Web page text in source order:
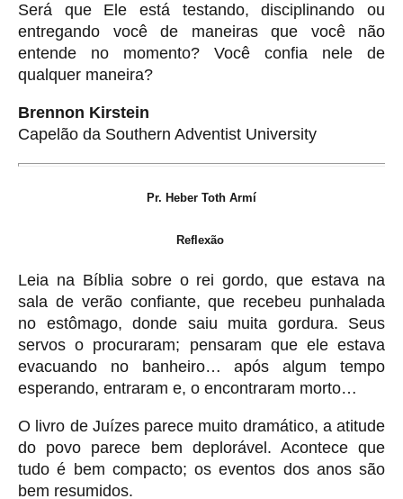
Será que Ele está testando, disciplinando ou
entregando você de maneiras que você não
entende no momento? Você confia nele de
qualquer maneira?
Brennon Kirstein
Capelão da Southern Adventist University
Pr. Heber Toth Armí
Reflexão
Leia na Bíblia sobre o rei gordo, que estava na
sala de verão confiante, que recebeu punhalada
no estômago, donde saiu muita gordura. Seus
servos o procuraram; pensaram que ele estava
evacuando no banheiro… após algum tempo
esperando, entraram e, o encontraram morto…
O livro de Juízes parece muito dramático, a atitude
do povo parece bem deplorável. Acontece que
tudo é bem compacto; os eventos dos anos são
bem resumidos.